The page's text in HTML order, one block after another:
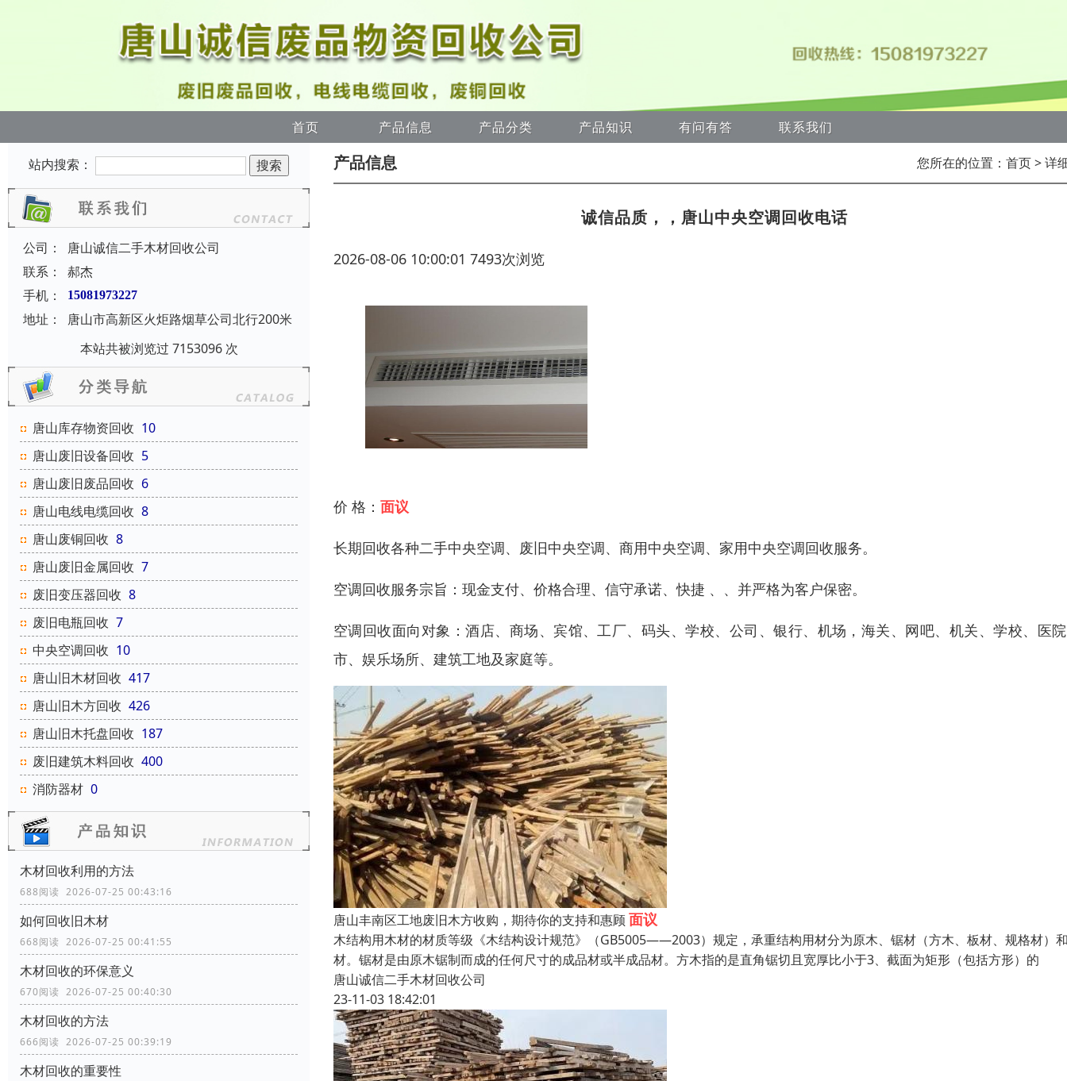
首页 产品信息 产品分类 产品知识 有问有答 联系我们
站内搜索：
公司：
唐山诚信二手木材回收公司
联系：
郝杰
手机：
15081973227
地址：
唐山市高新区火炬路烟草公司北行200米
本站共被浏览过 7153096 次
唐山库存物资回收 10
唐山废旧设备回收 5
唐山废旧废品回收 6
唐山电线电缆回收 8
唐山废铜回收 8
唐山废旧金属回收 7
废旧变压器回收 8
废旧电瓶回收 7
中央空调回收 10
唐山旧木材回收 417
唐山旧木方回收 426
唐山旧木托盘回收 187
废旧建筑木料回收 400
消防器材 0
木材回收利用的方法
688阅读 2026-07-25 00:43:16
如何回收旧木材
668阅读 2026-07-25 00:41:55
木材回收的环保意义
670阅读 2026-07-25 00:40:30
木材回收的方法
666阅读 2026-07-25 00:39:19
木材回收的重要性
产品信息 您所在的位置： 首页> 详
诚信品质，，唐山中央空调回收电话
2026-08-06 10:00:01 7493次浏览
价 格： 面议
长期回收各种二手中央空调、废旧中央空调、商用中央空调、家用中央空调回收服务。
空调回收服务宗旨：现金支付、价格合理、信守承诺、快捷 、、并严格为客户保密。
空调回收面向对象：酒店、商场、宾馆、工厂、码头、学校、公司、银行、机场，海关、网吧、机关、学校、医
市、娱乐场所、建筑工地及家庭等。
唐山丰南区工地废旧木方收购，期待你的支持和惠顾 面议
木结构用木材的材质等级《木结构设计规范》（GB5005——2003）规定，承重结构用材分为原木、锯材（方木、板材、规格材）
材。锯材是由原木锯制而成的任何尺寸的成品材或半成品材。方木指的是直角锯切且宽厚比小于3、截面为矩形（包括方形）的
唐山诚信二手木材回收公司
23-11-03 18:42:01